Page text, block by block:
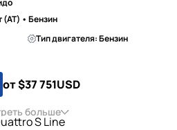
(AT) • Бензин
Тип двигателя: Бензин
от $37 751USD
больше